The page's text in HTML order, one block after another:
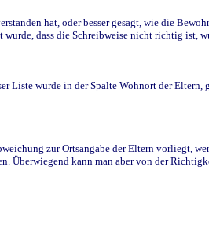
hat, oder besser gesagt, wie die
dass die Schreibweise nicht richtig ist,
wurde in der Spalte Wohnort der Eltern,
zur Ortsangabe der Eltern vorliegt,
Überwiegend kann man aber von der